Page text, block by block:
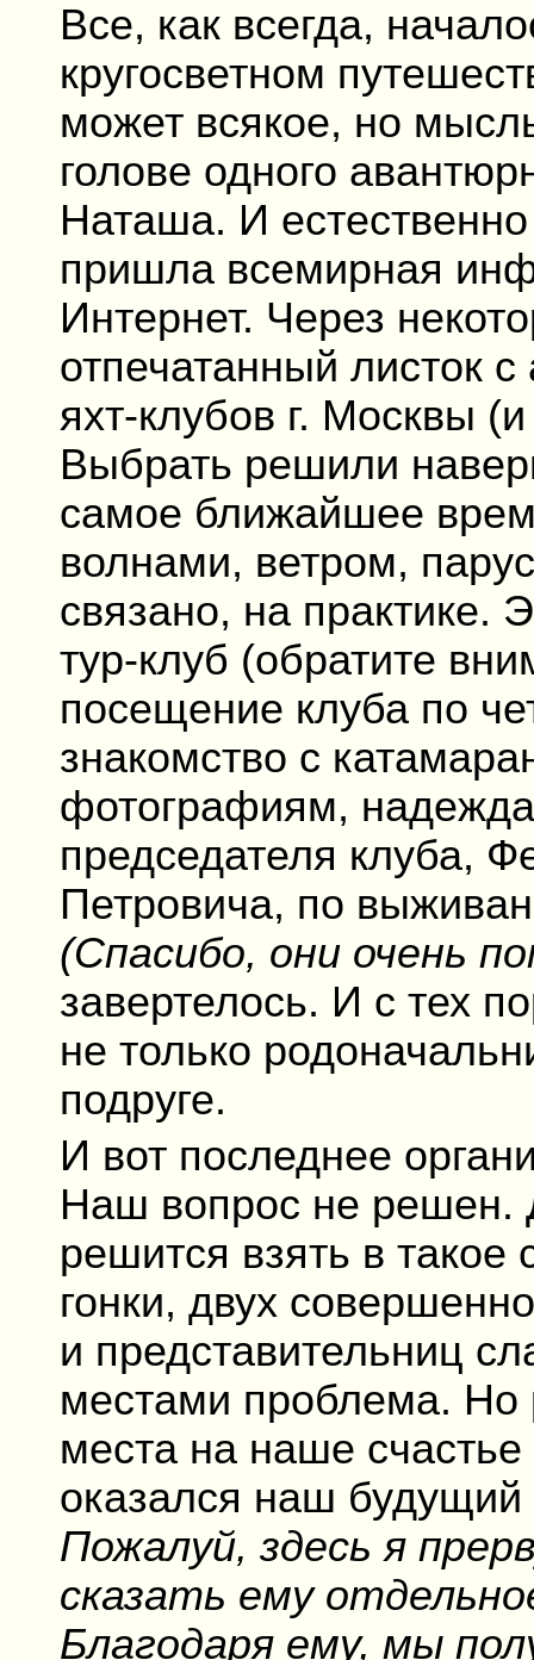
Все, как всегда,
кругосветном
может всякое, но
голове одного
Наташа. И
пришла всемирная
Интернет. Через
отпечатанный листок
яхт-клубов г. Москвы
Выбрать решили
самое ближайшее
волнами, ветром,
связано, на практике.
тур-клуб (обратите
посещение клуба по
знакомство с
фотографиям,
председателя клуба,
Петровича, по
(Спасибо, они очень
завертелось. И с тех
не только
подруге.
И вот последнее
Наш вопрос не решен.
решится взять в такое
гонки, двух
и представительниц
местами проблема. Но
места на наше
оказался наш
Пожалуй, здесь я
сказать ему
Благодаря ему, мы